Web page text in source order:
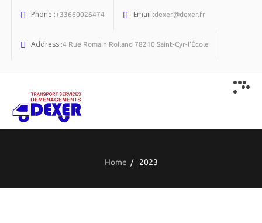
Phone :+33660026474 Email :dexer@dexer.fr
Address :4 Rue Romain Rolland 78210 Saint-Cyr-l'École
Home / 2023